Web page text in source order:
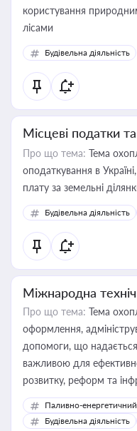
користування
лісами
Будівельна діяльність
Місцеві податки
Про що тема: Тема
оподаткування в
Будівельна діяльність
Міжнародна
Про що тема: Тема
оформлення,
допомоги, що надається
важливою для
розвитку, реформ та
Паливно-
Будівельна діяльність